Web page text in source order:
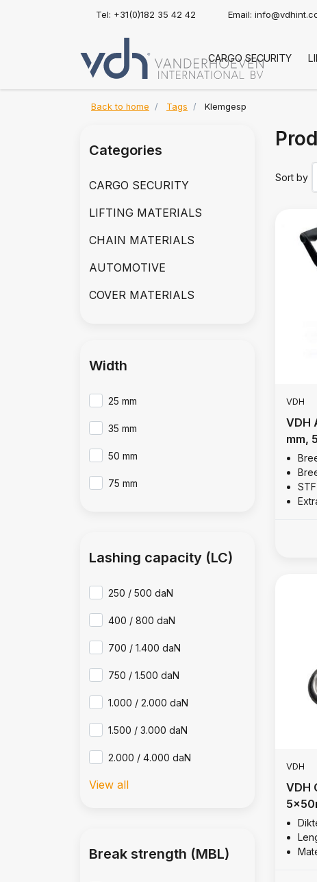
Tel: +31(0)182 35 42 42 Email:
CARGO SECURITY
Back to home Tags Klemgesp
Sort by
VDH
VDH ABS ERGO Ratchet 50
mm,
VDH
VDH
Categories
CARGO SECURITY
LIFTING MATERIALS
CHAIN MATERIALS
AUTOMOTIVE
COVER MATERIALS
Width
25 mm
35 mm
50 mm
75 mm
Lashing capacity (LC)
250 / 500 daN
400 / 800 daN
700 / 1.400 daN
750 / 1.500 daN
1.000 / 2.000 daN
1.500 / 3.000 daN
2.000 / 4.000 daN
View all
Break strength (MBL)